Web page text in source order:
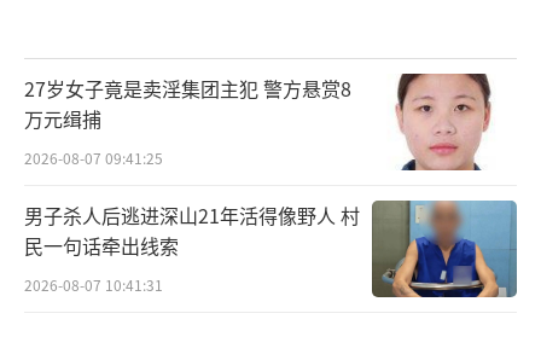
27岁女子竟是卖淫集团主犯 警方悬赏8
万元缉捕
2026-08-07 09:41:25
男子杀人后逃进深山21年活得像野人 村
民一句话牵出线索
2026-08-07 10:41:31